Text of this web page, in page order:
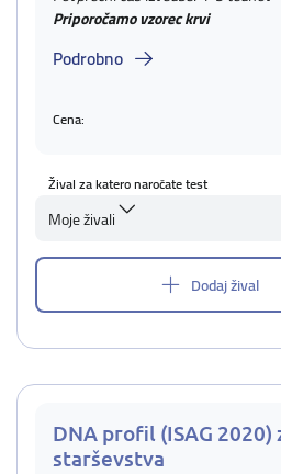
Priporočamo vzorec krvi
Podrobno
Cena:
Žival za katero naročate test
Moje živali
Dodaj žival
DNA profil (ISAG 2020)
starševstva